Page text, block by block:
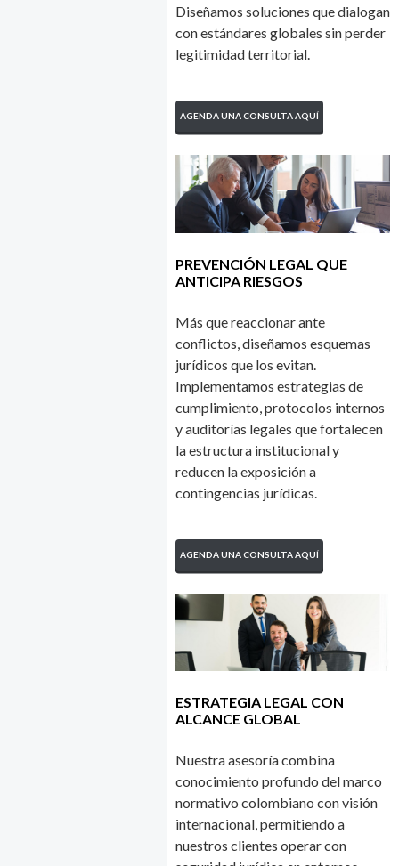
Diseñamos soluciones que dialogan
con estándares globales sin perder
legitimidad territorial.
AGENDA UNA CONSULTA AQUÍ
PREVENCIÓN LEGAL QUE
ANTICIPA RIESGOS
Más que reaccionar ante
conflictos, diseñamos esquemas
jurídicos que los evitan.
Implementamos estrategias de
cumplimiento, protocolos internos
y auditorías legales que fortalecen
la estructura institucional y
reducen la exposición a
contingencias jurídicas.
AGENDA UNA CONSULTA AQUÍ
ESTRATEGIA LEGAL CON
ALCANCE GLOBAL
Nuestra asesoría combina
conocimiento profundo del marco
normativo colombiano con visión
internacional, permitiendo a
nuestros clientes operar con